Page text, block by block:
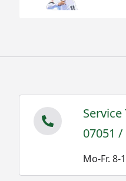
Service
07051 /
Mo-Fr. 8-